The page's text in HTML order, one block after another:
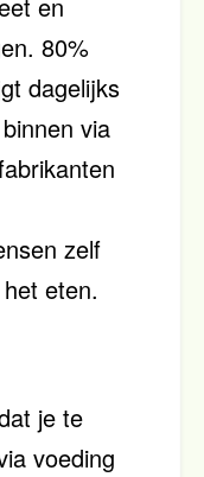
en
80%
dagelijks
via
zelf
eten.
je te
voeding